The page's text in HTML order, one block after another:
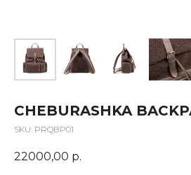
CHEBURASHKA
SKU: PRQBP01
22000,00 р.